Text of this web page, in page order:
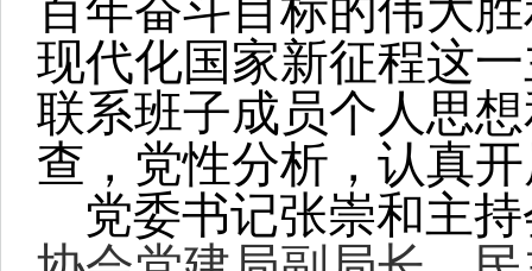
现代化国家新征程这
联系班子成员个人思
查，党性分析，认真
党委书记张崇和主